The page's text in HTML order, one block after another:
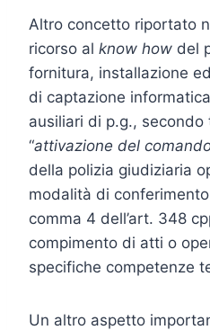
Altro concetto riportato
ricorso al know how del
fornitura, installazione
di captazione
ausiliari di p.g.,
“attivazione del
della polizia giudiziaria
modalità di
comma 4 dell’art. 348
compimento di atti o
specifiche competenze
Un altro aspetto